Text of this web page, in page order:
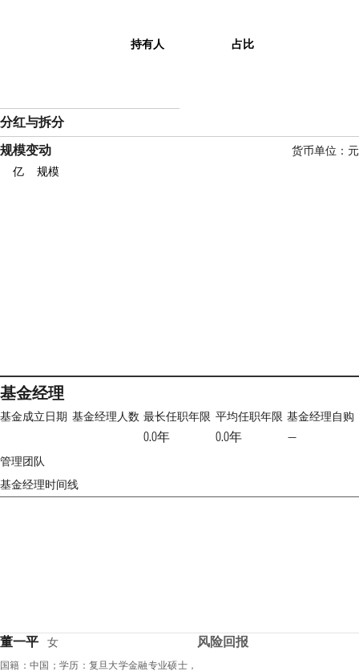
持有人 占比
分红与拆分
规模变动
货币单位：元
亿
规模
基金经理
基金成立日期 基金经理人数 最长任职年限
0.0年
平均任职年限
0.0年
基金经理自购
—
管理团队
基金经理时间线
董一平 女
国籍：中国；学历：复旦大学金融专业硕士，
风险回报